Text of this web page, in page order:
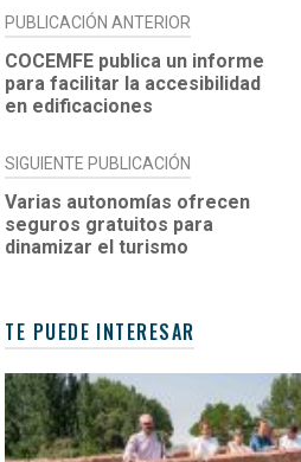
NAVEGACIÓN
DE
ENTRADAS
PUBLICACIÓN ANTERIOR
COCEMFE publica un informe
para facilitar la accesibilidad
en edificaciones
SIGUIENTE PUBLICACIÓN
Varias autonomías ofrecen
seguros gratuitos para
dinamizar el turismo
TE PUEDE INTERESAR